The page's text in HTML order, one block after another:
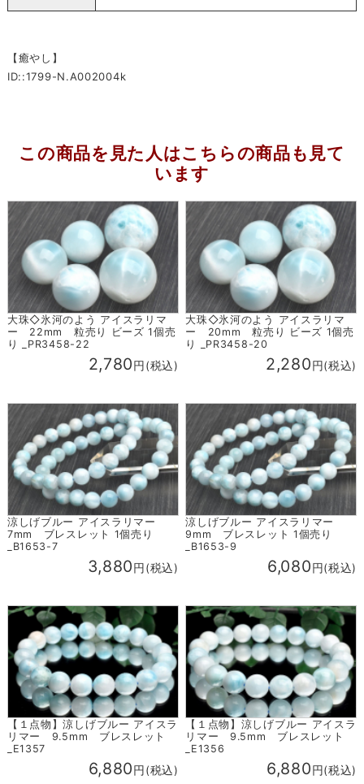
【癒やし】
ID::1799-N.A002004k
この商品を見た人はこちらの商品も見て
います
大珠◇氷河のよう アイスラリマ
ー 22mm 粒売り ビーズ 1個売
り _PR3458-22
2,780円(税込)
大珠◇氷河のよう アイスラリマ
ー 20mm 粒売り ビーズ 1個売
り _PR3458-20
2,280円(税込)
涼しげブルー アイスラリマー
7mm ブレスレット 1個売り
_B1653-7
3,880円(税込)
涼しげブルー アイスラリマー
9mm ブレスレット 1個売り
_B1653-9
6,080円(税込)
【１点物】涼しげブルー アイスラ
リマー 9.5mm ブレスレット
_E1357
6,880円(税込)
【１点物】涼しげブルー アイスラ
リマー 9.5mm ブレスレット
_E1356
6,880円(税込)